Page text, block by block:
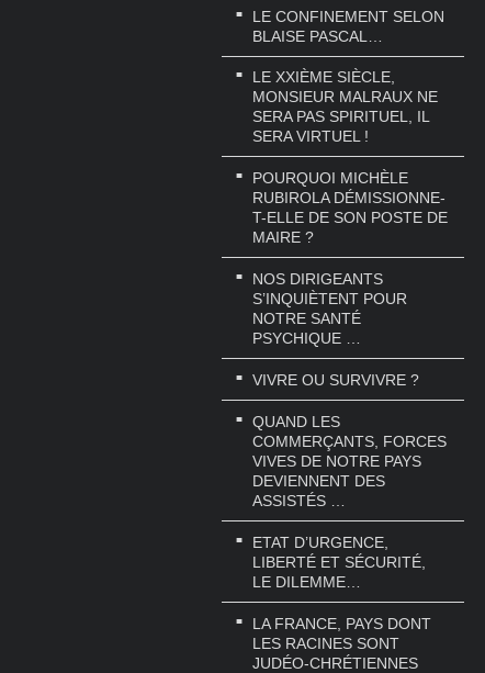
LE CONFINEMENT SELON
BLAISE PASCAL…
LE XXIÈME SIÈCLE,
MONSIEUR MALRAUX NE
SERA PAS SPIRITUEL, IL
SERA VIRTUEL !
POURQUOI MICHÈLE
RUBIROLA DÉMISSIONNE-
T-ELLE DE SON POSTE DE
MAIRE ?
NOS DIRIGEANTS
S’INQUIÈTENT POUR
NOTRE SANTÉ
PSYCHIQUE …
VIVRE OU SURVIVRE ?
QUAND LES
COMMERÇANTS, FORCES
VIVES DE NOTRE PAYS
DEVIENNENT DES
ASSISTÉS …
ETAT D’URGENCE,
LIBERTÉ ET SÉCURITÉ,
LE DILEMME…
LA FRANCE, PAYS DONT
LES RACINES SONT
JUDÉO-CHRÉTIENNES